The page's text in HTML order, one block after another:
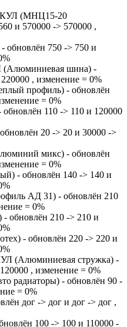
(МНЦ15-20
и 570000 -> 570000 ,
750 -> 750 и
шина) -
, изменение = 0%
профиль) - обновлён
= 0%
110 -> 110 и 120000
20 -> 20 и 30000 ->
микс) - обновлён
= 0%
- обновлён 140 -> 140 и
АД 31) - обновлён 210
= 0%
210 -> 210 и
- обновлён 220 -> 220 и
(Алюминиевая стружка) -
, изменение = 0%
радиаторы) - обновлён 90 -
= 0%
дог -> дог и дог -> дог ,
100 -> 100 и 110000 -